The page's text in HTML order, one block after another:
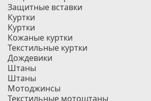
Защитные вставки
Куртки
Куртки
Кожаные куртки
Текстильные куртки
Дождевики
Штаны
Штаны
Мотоджинсы
Текстильные мотоштаны